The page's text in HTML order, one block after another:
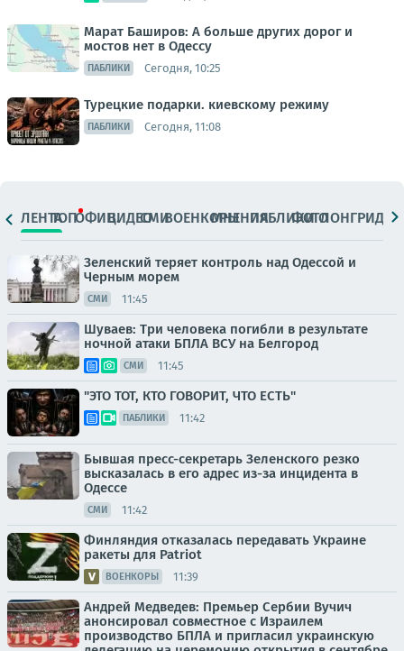
Марат Баширов: А больше других дорог и
мостов нет в Одессу
ПАБЛИКИ Сегодня, 10:25
Турецкие подарки. киевскому режиму
ПАБЛИКИ Сегодня, 11:08
ЛЕНТАТОПОФИЦ.ВИДЕОСМИВОЕНКОРЫМНЕНИЯПАБЛИКИ
ФОТОЛОНГРИДЫ
Зеленский теряет контроль над Одессой и
Черным морем
СМИ 11:45
Шуваев: Три человека погибли в результате
ночной атаки БПЛА ВСУ на Белгород
СМИ 11:45
"ЭТО ТОТ, КТО ГОВОРИТ, ЧТО ЕСТЬ"
ПАБЛИКИ 11:42
Бывшая пресс-секретарь Зеленского резко
высказалась в его адрес из-за инцидента в
Одессе
СМИ 11:42
Финляндия отказалась передавать Украине
ракеты для Patriot
ВОЕНКОРЫ 11:39
Андрей Медведев: Премьер Сербии Вучич
анонсировал совместное с Израилем
производство БПЛА и пригласил украинскую